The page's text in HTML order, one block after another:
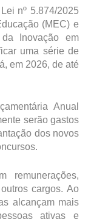
nº 5.874/2025
(MEC) e
Inovação em
uma série de
em 2026, de até
Anual
serão gastos
dos novos
remunerações,
cargos. Ao
alcançam mais
ativas e